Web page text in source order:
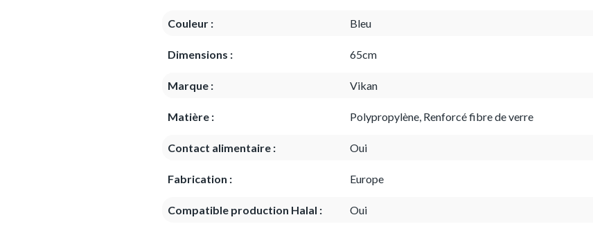
Couleur : Bleu
Dimensions : 65cm
Marque : Vikan
Matière : Polypropylène, Renforcé fibre de verre
Contact alimentaire : Oui
Fabrication : Europe
Compatible production Halal : Oui